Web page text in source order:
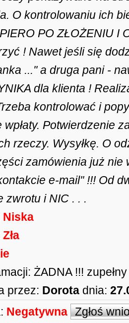
O kontrolowaniu ich
PO ZŁOŻENIU I
! Nawet jeśli się
...'' a druga pani -
dla klienta !
kontrolować i
wpłaty. Potwierdzenie
rzeczy. Wysyłkę. O
zamówienia już nie
e-mail'' !!! Od
zwrotu i NIC . . .
Niska
Zła
ŻADNA !!!
przez: Dorota dnia:
Negatywna Zgłoś